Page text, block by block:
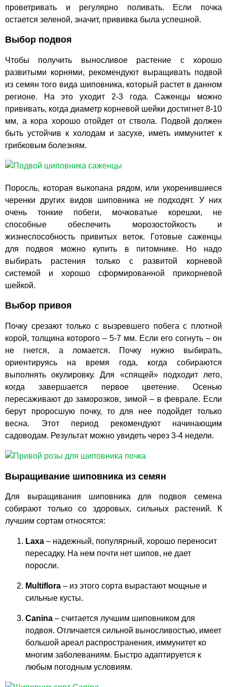
проветривать и регулярно поливать. Если почка
остается зеленой, значит, прививка была успешной.
Выбор подвоя
Чтобы получить выносливое растение с хорошо
развитыми корнями, рекомендуют выращивать подвой
из семян того вида шиповника, который растет в данном
регионе. На это уходит 2-3 года. Саженцы можно
прививать, когда диаметр корневой шейки достигнет 8-10
мм, а кора хорошо отойдет от ствола. Подвой должен
быть устойчив к холодам и засухе, иметь иммунитет к
грибковым болезням.
Поросль, которая выкопана рядом, или укоренившиеся
черенки других видов шиповника не подходят. У них
очень тонкие побеги, мочковатые корешки, не
способные обеспечить морозостойкость и
жизнеспособность привитых веток. Готовые саженцы
для подвоя можно купить в питомнике. Но надо
выбирать растения только с развитой корневой
системой и хорошо сформированной прикорневой
шейкой.
Выбор привоя
Почку срезают только с вызревшего побега с плотной
корой, толщина которого – 5-7 мм. Если его согнуть – он
не гнется, а ломается. Почку нужно выбирать,
ориентируясь на время года, когда собираются
выполнять окулировку. Для «спящей» подходит лето,
когда завершается первое цветение. Осенью
пересаживают до заморозков, зимой – в феврале. Если
берут проросшую почку, то для нее подойдет только
весна. Этот период рекомендуют начинающим
садоводам. Результат можно увидеть через 3-4 недели.
Выращивание шиповника из семян
Для выращивания шиповника для подвоя семена
собирают только со здоровых, сильных растений. К
лучшим сортам относятся:
Laxa – надежный, популярный, хорошо переносит
пересадку. На нем почти нет шипов, не дает
поросли.
Multiflora – из этого сорта вырастают мощные и
сильные кусты.
Canina – считается лучшим шиповником для
подвоя. Отличается сильной выносливостью, имеет
большой ареал распространения, иммунитет ко
многим заболеваниям. Быстро адаптируется к
любым погодным условиям.